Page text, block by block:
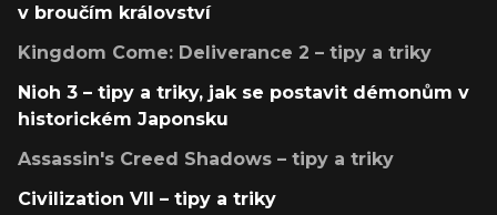
v broučím království
Kingdom Come: Deliverance 2 – tipy a triky
Nioh 3 – tipy a triky, jak se postavit démonům v
historickém Japonsku
Assassin's Creed Shadows – tipy a triky
Civilization VII – tipy a triky